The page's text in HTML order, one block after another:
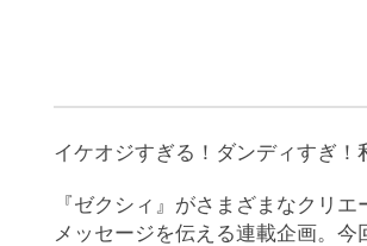
イケオジすぎる！ダンディすぎ！
『ゼクシィ』がさまざまなクリ
メッセージを伝える連載企画。